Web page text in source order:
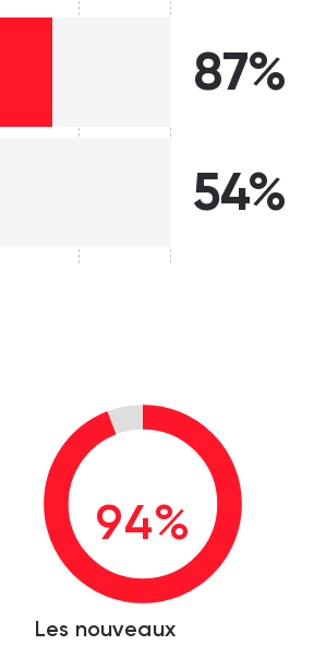
87%
54%
94%
Les nouveaux